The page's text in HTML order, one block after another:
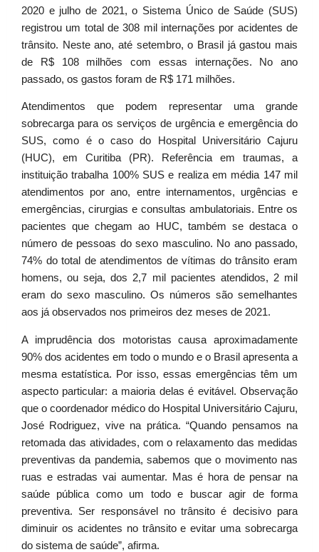
2020 e julho de 2021, o Sistema Único de Saúde (SUS)
registrou um total de 308 mil internações por acidentes de
trânsito. Neste ano, até setembro, o Brasil já gastou mais
de R$ 108 milhões com essas internações. No ano
passado, os gastos foram de R$ 171 milhões.
Atendimentos que podem representar uma grande
sobrecarga para os serviços de urgência e emergência do
SUS, como é o caso do Hospital Universitário Cajuru
(HUC), em Curitiba (PR). Referência em traumas, a
instituição trabalha 100% SUS e realiza em média 147 mil
atendimentos por ano, entre internamentos, urgências e
emergências, cirurgias e consultas ambulatoriais. Entre os
pacientes que chegam ao HUC, também se destaca o
número de pessoas do sexo masculino. No ano passado,
74% do total de atendimentos de vítimas do trânsito eram
homens, ou seja, dos 2,7 mil pacientes atendidos, 2 mil
eram do sexo masculino. Os números são semelhantes
aos já observados nos primeiros dez meses de 2021.
A imprudência dos motoristas causa aproximadamente
90% dos acidentes em todo o mundo e o Brasil apresenta a
mesma estatística. Por isso, essas emergências têm um
aspecto particular: a maioria delas é evitável. Observação
que o coordenador médico do Hospital Universitário Cajuru,
José Rodriguez, vive na prática. “Quando pensamos na
retomada das atividades, com o relaxamento das medidas
preventivas da pandemia, sabemos que o movimento nas
ruas e estradas vai aumentar. Mas é hora de pensar na
saúde pública como um todo e buscar agir de forma
preventiva. Ser responsável no trânsito é decisivo para
diminuir os acidentes no trânsito e evitar uma sobrecarga
do sistema de saúde”, afirma.